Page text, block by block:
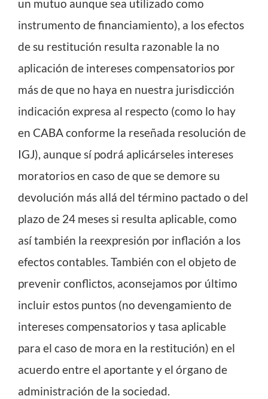
un mutuo aunque sea utilizado como
instrumento de financiamiento), a los efectos
de su restitución resulta razonable la no
aplicación de intereses compensatorios por
más de que no haya en nuestra jurisdicción
indicación expresa al respecto (como lo hay
en CABA conforme la reseñada resolución de
IGJ), aunque sí podrá aplicárseles intereses
moratorios en caso de que se demore su
devolución más allá del término pactado o del
plazo de 24 meses si resulta aplicable, como
así también la reexpresión por inflación a los
efectos contables. También con el objeto de
prevenir conflictos, aconsejamos por último
incluir estos puntos (no devengamiento de
intereses compensatorios y tasa aplicable
para el caso de mora en la restitución) en el
acuerdo entre el aportante y el órgano de
administración de la sociedad.